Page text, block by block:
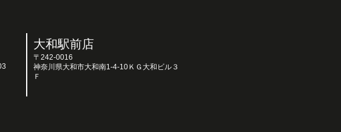
大和駅前店
​〒242-0016
神奈川県大和市大和南1-4-10ＫＧ大和ビル３
Ｆ